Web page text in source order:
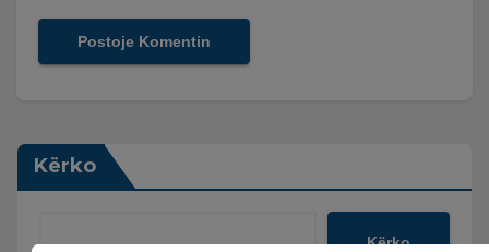
Kërko
Kërko